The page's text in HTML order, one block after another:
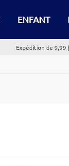
ENFANT
Expédition de 9,99